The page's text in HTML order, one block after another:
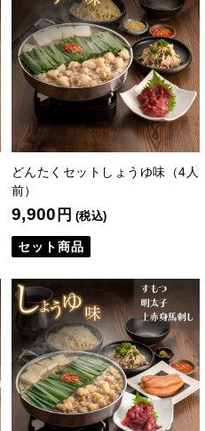
どんたくセットしょうゆ味（4人
前）
9,900 円 (税込)
セット商品